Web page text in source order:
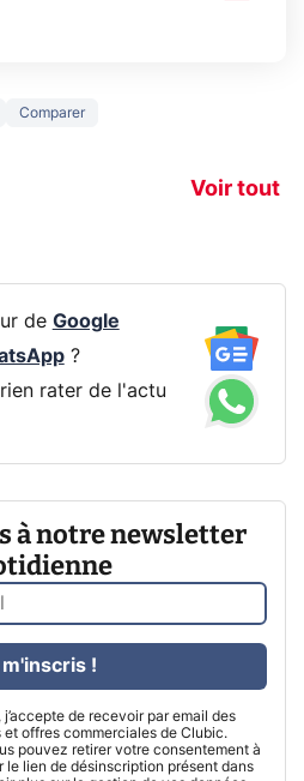
Comparer
Voir tout
prochaine
de Google
?
rater de l'actu
à notre newsletter
de recevoir par email des
offres commerciales de Clubic.
pouvez retirer votre consentement à
le lien de désinscription présent dans
!